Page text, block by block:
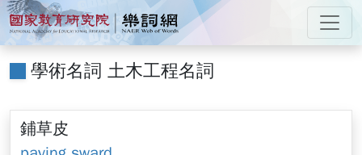
跳到主要內容
:::
國家教育研究院 樂詞網
學術名詞 土木工程名詞
鋪草皮